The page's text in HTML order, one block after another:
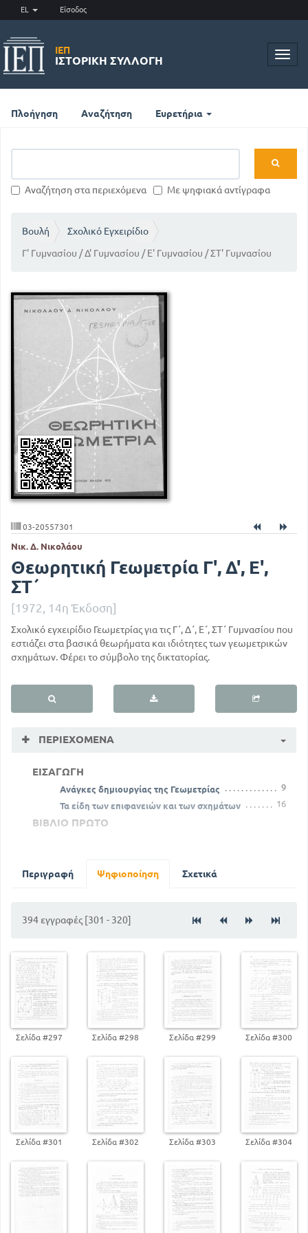
EL Είσοδος
ΙΕΠ
ΙΣΤΟΡΙΚΉ ΣΥΛΛΟΓΉ
Πλοήγηση Αναζήτηση Ευρετήρια
Αναζήτηση στα περιεχόμενα Με ψηφιακά αντίγραφα
Βουλή
Σχολικό Εγχειρίδιο
Γ' Γυμνασίου / Δ' Γυμνασίου / Ε' Γυμνασίου / ΣΤ' Γυμνασίου
03-20557301
Νικ. Δ. Νικολάου
Θεωρητική Γεωμετρία Γ', Δ', Ε',
ΣΤ΄
[1972, 14η Έκδοση]
Σχολικό εγχειρίδιο Γεωμετρίας για τις Γ΄, Δ΄, Ε΄, ΣΤ΄ Γυμνασίου που
εστιάζει στα βασικά θεωρήματα και ιδιότητες των γεωμετρικών
σχημάτων. Φέρει το σύμβολο της δικτατορίας.
ΠΕΡΙΕΧΌΜΕΝΑ
ΕΙΣΑΓΩΓΗ
Ανάγκες δημιουργίας της Γεωμετρίας
9
Τα είδη των επιφανειών και των σχημάτων
16
ΒΙΒΛΙΟ ΠΡΩΤΟ
ΚΕΦΑΛΑΙΟ Γ'. Κάθετοι και πλάγιοι προς την ευθεία
59
ΚΕΦΑΛΑΙΟ Ε'. Παράλληλες ευθείες
77
ΚΕΦΑΛΑΙΟ ΣΤ'. Παραλληλόγραμμα, είδη και οι
ιδιότητές τους
94
ΚΕΦΑΛΑΙΟ Ζ'. Συμμετρικά ως προς το κέντρο και
προς τον άξονα επίπεδα σχήματα
106
ΚΕΦΑΛΑΙΟ Η'. Θέσεις ευθείας προς τον κύκλο και
δύο μη ομόκεντρων περιφερειών
111
ΚΕΦΑΛΑΙΟ Θ'. Εγγεγραμμένες γωνίες 122
ΒΙΒΛΙΟ ΔΕΥΤΕΡΟ
ΚΕΦΑΛΑΙΟ Α'. Η αναλυτική και η συνθετική
132
145
ΒΙΒΛΙΟ ΤΡΙΤΟ
ΚΕΦΑΛΑΙΟ Α'. Μέτρηση και μέτρο ποσού
158
ΚΕΦΑΛΑΙΟ Β'. Μετρικές σχέσεις μεταξύ των
Περιγραφή Ψηφιοποίηση Σχετικά
394 εγγραφές [301 - 320]
Σελίδα #297 Σελίδα #298 Σελίδα #299 Σελίδα #300
Σελίδα #301 Σελίδα #302 Σελίδα #303 Σελίδα #304